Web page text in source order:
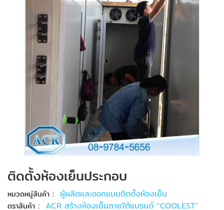
ติดตั้งห้องเย็นประกอบ
หมวดหมู่สินค้า : ผู้ผลิตและออกแบบติดตั้งห้องเย็น
ตราสินค้า : ACR สร้างห้องเย็นภายใต้แบรนด์ “COOLEST”